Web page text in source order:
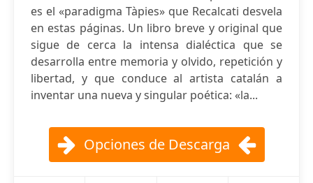
es el «paradigma Tàpies» que Recalcati desvela
en estas páginas. Un libro breve y original que
sigue de cerca la intensa dialéctica que se
desarrolla entre memoria y olvido, repetición y
libertad, y que conduce al artista catalán a
inventar una nueva y singular poética: «la...
Opciones de Descarga